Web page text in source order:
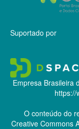
Suportado por
Empresa Brasileira
https://
O conteúdo do
Creative Commons